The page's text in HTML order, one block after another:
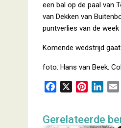
een bal op de paal van
van Dekken van
puntverlies van de week
Komende wedstrijd
foto: Hans van Beek.
e
t
k
i
Gerelateerde